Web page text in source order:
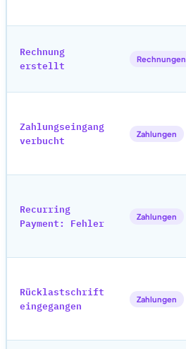
Rechnung
erstellt
Rechnungen
Zahlungseingang
verbucht
Zahlungen
Recurring
Payment: Fehler
Zahlungen
Rücklastschrift
eingegangen
Zahlungen